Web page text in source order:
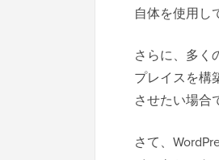
自体を使用し
さらに、多く
プレイスを構
させたい場合
さて、